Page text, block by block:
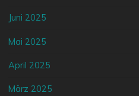
Juni 2025
Mai 2025
April 2025
März 2025